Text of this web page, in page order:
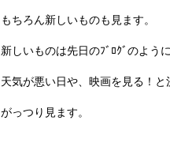
もちろん新しいものも見ます。
新しいものは先日のﾌﾞﾛｸﾞのように
天気が悪い日や、映画を見る！と
がっつり見ます。